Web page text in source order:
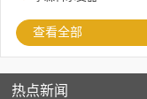
查看全部
热点新闻